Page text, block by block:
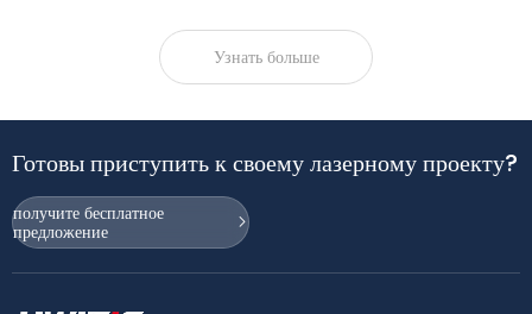
различных отраслях. С ростом объемов заказов и увеличением
спроса на крупногабаритные детали, существующее оборудование
заказчика больше не могло поддерживать цели расширения —
и сложных компонентов.
Узнать больше
Готовы приступить к своему лазерному проекту?
получите бесплатное
предложение